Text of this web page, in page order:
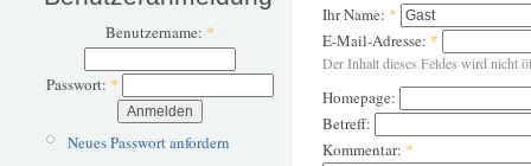
Benutzername: *
Passwort: *
Neues Passwort anfordern
Ihr Name: *
E-Mail-Adresse: *
Der Inhalt dieses Feldes wird nicht
Homepage:
Betreff:
Kommentar: *